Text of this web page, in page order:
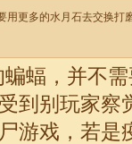
用更多的水月石去交换打
蝠，并不
到别玩家察
游戏，若是